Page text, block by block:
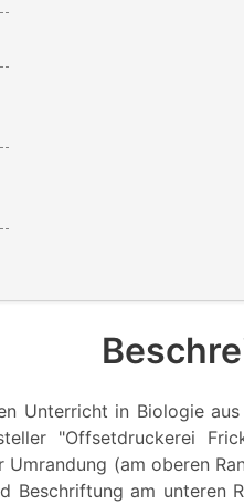
Unterricht in Biologie
"Offsetdruckerei
(am oberen
Beschriftung am unteren